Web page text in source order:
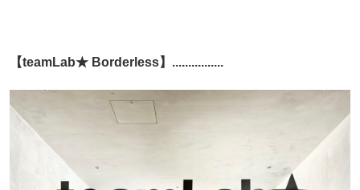
【teamLab★ Borderless】................